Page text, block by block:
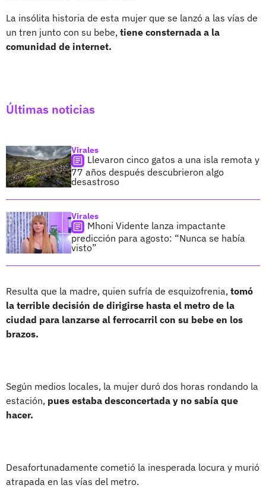
La insólita historia de esta mujer que se lanzó a las vías de
un tren junto con su bebe, tiene consternada a la
comunidad de internet.
Últimas noticias
Virales
Llevaron cinco gatos a una isla remota y
77 años después descubrieron algo
desastroso
Virales
Mhoni Vidente lanza impactante
predicción para agosto: “Nunca se había
visto”
Resulta que la madre, quien sufría de esquizofrenia, tomó
la terrible decisión de dirigirse hasta el metro de la
ciudad para lanzarse al ferrocarril con su bebe en los
brazos.
Según medios locales, la mujer duró dos horas rondando la
estación, pues estaba desconcertada y no sabía que
hacer.
Desafortunadamente cometió la inesperada locura y murió
atrapada en las vías del metro.